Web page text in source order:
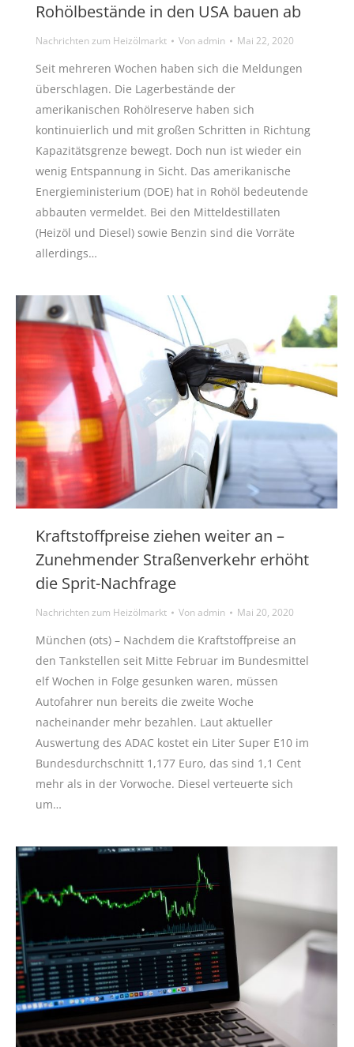
Rohölbestände in den USA bauen ab
Nachrichten zum Heizölmarkt Vonadmin Mai 22, 2020
Seit mehreren Wochen haben sich die Meldungen
überschlagen. Die Lagerbestände der
amerikanischen Rohölreserve haben sich
kontinuierlich und mit großen Schritten in Richtung
Kapazitätsgrenze bewegt. Doch nun ist wieder ein
wenig Entspannung in Sicht. Das amerikanische
Energieministerium (DOE) hat in Rohöl bedeutende
abbauten vermeldet. Bei den Mitteldestillaten
(Heizöl und Diesel) sowie Benzin sind die Vorräte
allerdings…
Kraftstoffpreise ziehen weiter an –
Zunehmender Straßenverkehr erhöht
die Sprit-Nachfrage
Nachrichten zum Heizölmarkt Vonadmin Mai 20, 2020
München (ots) – Nachdem die Kraftstoffpreise an
den Tankstellen seit Mitte Februar im Bundesmittel
elf Wochen in Folge gesunken waren, müssen
Autofahrer nun bereits die zweite Woche
nacheinander mehr bezahlen. Laut aktueller
Auswertung des ADAC kostet ein Liter Super E10 im
Bundesdurchschnitt 1,177 Euro, das sind 1,1 Cent
mehr als in der Vorwoche. Diesel verteuerte sich
um…